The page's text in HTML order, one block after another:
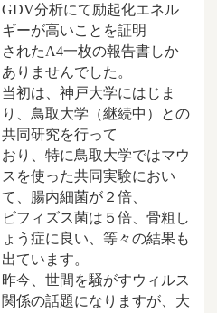
GDV分析にて励起化エネル
ギーが高いことを証明
されたA4一枚の報告書しか
ありませんでした。
当初は、神戸大学にはじま
り、鳥取大学（継続中）との
共同研究を行って
おり、特に鳥取大学ではマウ
スを使った共同実験におい
て、腸内細菌が２倍、
ビフィズス菌は５倍、骨粗し
ょう症に良い、等々の結果も
出ています。
昨今、世間を騒がすウィルス
関係の話題になりますが、大